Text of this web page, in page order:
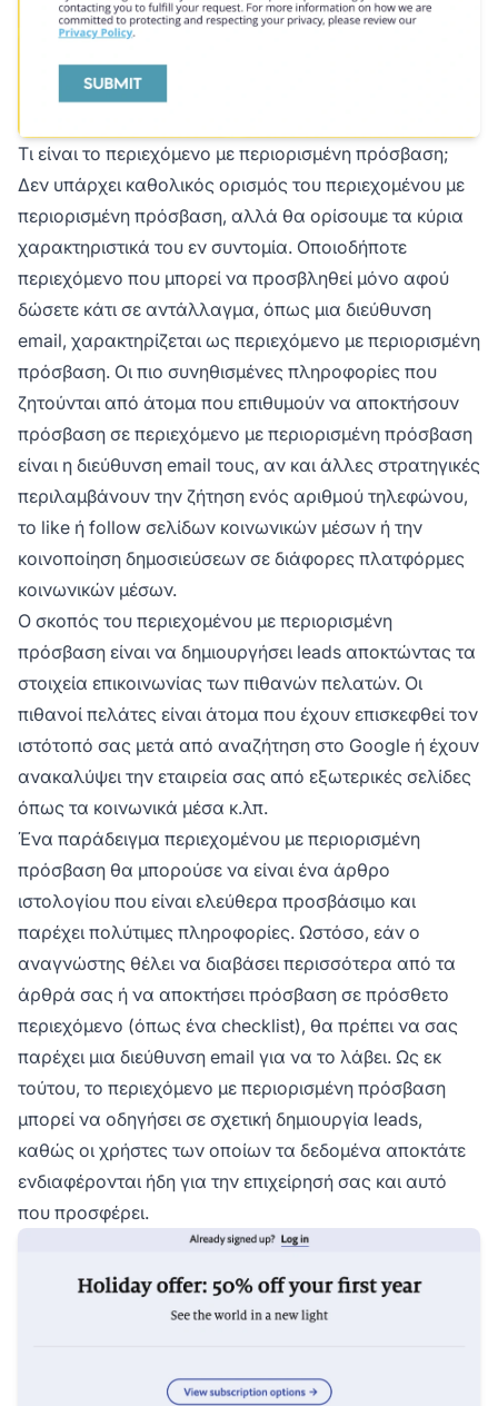
Τι είναι το περιεχόμενο με περιορισμένη πρόσβαση;
Δεν υπάρχει καθολικός ορισμός του περιεχομένου με
περιορισμένη πρόσβαση, αλλά θα ορίσουμε τα κύρια
χαρακτηριστικά του εν συντομία. Οποιοδήποτε
περιεχόμενο που μπορεί να προσβληθεί μόνο αφού
δώσετε κάτι σε αντάλλαγμα, όπως μια διεύθυνση
email, χαρακτηρίζεται ως περιεχόμενο με περιορισμένη
πρόσβαση. Οι πιο συνηθισμένες πληροφορίες που
ζητούνται από άτομα που επιθυμούν να αποκτήσουν
πρόσβαση σε περιεχόμενο με περιορισμένη πρόσβαση
είναι η διεύθυνση email τους, αν και άλλες στρατηγικές
περιλαμβάνουν την ζήτηση ενός αριθμού τηλεφώνου,
το like ή follow σελίδων κοινωνικών μέσων ή την
κοινοποίηση δημοσιεύσεων σε διάφορες πλατφόρμες
κοινωνικών μέσων.
Ο σκοπός του περιεχομένου με περιορισμένη
πρόσβαση είναι να δημιουργήσει leads αποκτώντας τα
στοιχεία επικοινωνίας των πιθανών πελατών. Οι
πιθανοί πελάτες είναι άτομα που έχουν επισκεφθεί τον
ιστότοπό σας μετά από αναζήτηση στο Google ή έχουν
ανακαλύψει την εταιρεία σας από εξωτερικές σελίδες
όπως τα κοινωνικά μέσα κ.λπ.
Ένα παράδειγμα περιεχομένου με περιορισμένη
πρόσβαση θα μπορούσε να είναι ένα άρθρο
ιστολογίου που είναι ελεύθερα προσβάσιμο και
παρέχει πολύτιμες πληροφορίες. Ωστόσο, εάν ο
αναγνώστης θέλει να διαβάσει περισσότερα από τα
άρθρά σας ή να αποκτήσει πρόσβαση σε πρόσθετο
περιεχόμενο (όπως ένα checklist), θα πρέπει να σας
παρέχει μια διεύθυνση email για να το λάβει. Ως εκ
τούτου, το περιεχόμενο με περιορισμένη πρόσβαση
μπορεί να οδηγήσει σε σχετική δημιουργία leads,
καθώς οι χρήστες των οποίων τα δεδομένα αποκτάτε
ενδιαφέρονται ήδη για την επιχείρησή σας και αυτό
που προσφέρει.